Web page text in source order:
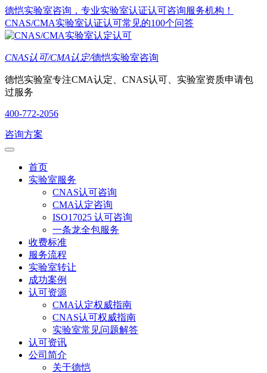
德恺实验室咨询，专业实验室认证认可咨询服务机构！
CNAS/CMA实验室认证认可常见的100个问答
CNAS认可/CMA认定/德恺实验室咨询
德恺实验室专注CMA认定、CNAS认可、实验室资质申请包
过服务
400-772-2056
咨询方案
首页
实验室服务
CNAS认可咨询
CMA认定咨询
ISO17025 认可咨询
一条龙全包服务
收费标准
服务流程
实验室转让
成功案例
认可资源
CMA认定权威指南
CNAS认可权威指南
实验室常见问题解答
认可资讯
公司简介
关于德恺